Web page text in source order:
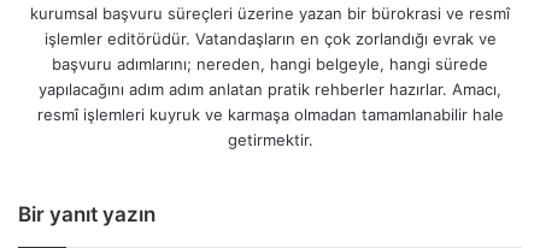
kurumsal başvuru süreçleri üzerine yazan bir bürokrasi ve resmî
işlemler editörüdür. Vatandaşların en çok zorlandığı evrak ve
başvuru adımlarını; nereden, hangi belgeyle, hangi sürede
yapılacağını adım adım anlatan pratik rehberler hazırlar. Amacı,
resmî işlemleri kuyruk ve karmaşa olmadan tamamlanabilir hale
getirmektir.
Bir yanıt yazın